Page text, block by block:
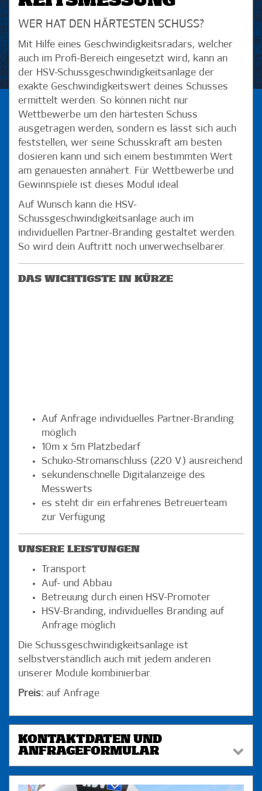
WER HAT DEN HÄRTESTEN SCHUSS?
Mit Hilfe eines Geschwindigkeitsradars, welcher
auch im Profi-Bereich eingesetzt wird, kann an
der HSV-Schussgeschwindigkeitsanlage der
exakte Geschwindigkeitswert deines Schusses
ermittelt werden. So können nicht nur
Wettbewerbe um den härtesten Schuss
ausgetragen werden, sondern es lässt sich auch
feststellen, wer seine Schusskraft am besten
dosieren kann und sich einem bestimmten Wert
am genauesten annähert. Für Wettbewerbe und
Gewinnspiele ist dieses Modul ideal.
Auf Wunsch kann die HSV-
Schussgeschwindigkeitsanlage auch im
individuellen Partner-Branding gestaltet werden.
So wird dein Auftritt noch unverwechselbarer.
DAS WICHTIGSTE IN KÜRZE
Auf Anfrage individuelles Partner-Branding
möglich
10m x 5m Platzbedarf
Schuko-Stromanschluss (220 V.) ausreichend
sekundenschnelle Digitalanzeige des
Messwerts
es steht dir ein erfahrenes Betreuerteam
zur Verfügung
UNSERE LEISTUNGEN
Transport
Auf- und Abbau
Betreuung durch einen HSV-Promoter
HSV-Branding, individuelles Branding auf
Anfrage möglich
Die Schussgeschwindigkeitsanlage ist
selbstverständlich auch mit jedem anderen
unserer Module kombinierbar.
Preis: auf Anfrage
KONTAKTDATEN UND
ANFRAGEFORMULAR